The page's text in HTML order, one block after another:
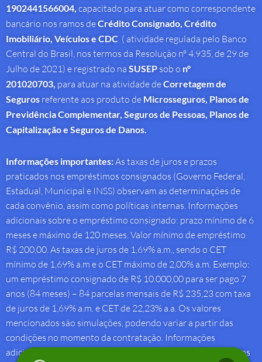
1902441566004, capacitado para atuar como correspondente
bancário nos ramos deCrédito Consignado, Crédito
Imobiliário, Veículos e CDC ( atividade regulada pelo Banco
Central do Brasil, nos termos da Resolução nº 4.935, de 29 de
Julho de 2021) e registrado na SUSEP sob o nº
201020703, para atuar na atividade deCorretagem de
Seguros referente aos produto de Microsseguros, Planos de
Previdência Complementar, Seguros de Pessoas, Planos de
Capitalização e Seguros de Danos.
Informações importantes:As taxas de juros e prazos
praticados nos empréstimos consignados (Governo Federal,
Estadual, Municipal e INSS) observam as determinações de
cada convênio, assim como políticas internas. Informações
adicionais sobre o empréstimo consignado: prazo mínimo de 6
meses e máximo de 120 meses. Valor mínimo de empréstimo
R$ 200,00. As taxas de juros de 1,69% a.m., sendo o CET
mínimo de 1,69% a.m e o CET máximo de 2,00% a.m. Exemplo:
um empréstimo consignado de R$ 10.000,00 para ser pago 7
anos (84 meses) – 84 parcelas mensais de R$ 235,23 com taxa
de juros de 1,69% a.m. e CET de 22,23% a.a. Os valores
mencionados são simulações, podendo variar a partir das
condições no momento da contratação. Informações
adicionais sobre antecipação saque-aniversário: Taxa de juros